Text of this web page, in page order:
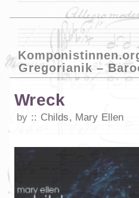
Gregorianik –
Wreck
by Childs, Mary Ellen